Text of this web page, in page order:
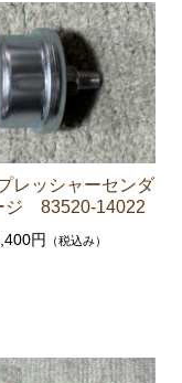
ット ラックブー
ド など）
アリング ボールジ
ダンパー センダ
リング ドライブ
レッシャーセンダ
ジ 83520-14022
円 （税込み）